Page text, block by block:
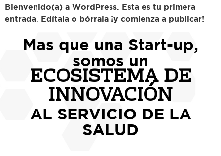
Bienvenido(a) a WordPress. Esta es tu primera
entrada. Edítala o bórrala ¡y comienza a publicar!
Mas que una Start-up,
somos un
ECOSISTEMA DE
INNOVACIÓN
AL SERVICIO DE LA
SALUD